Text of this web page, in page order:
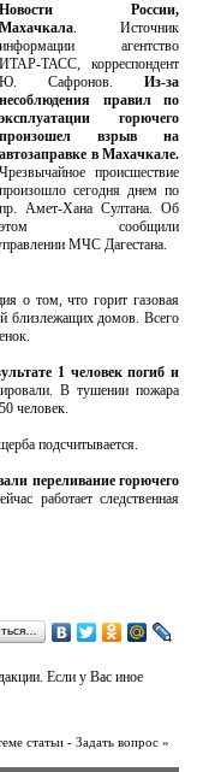
Новости России,
Махачкала. Источник
информации агентство
ИТАР-ТАСС, корреспондент
Ю. Сафронов. Из-за
несоблюдения правил по
эксплуатации горючего
произошел взрыв на
автозаправке в Махачкале.
Чрезвычайное происшествие
произошло сегодня днем по
пр. Амет-Хана Султана. Об
этом сообщили
МЧС Дагестана.
о том, что горит газовая
близлежащих домов. Всего
1 человек погиб и
В тушении пожара
человек.
подсчитывается.
переливание горючего
работает следственная
Если у Вас иное
статьи - Задать вопрос »